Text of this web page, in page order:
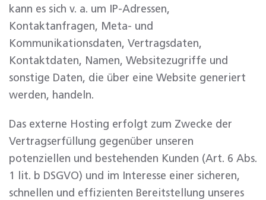
kann es sich v. a. um IP-Adressen,
Kontaktanfragen, Meta- und
Kommunikationsdaten, Vertragsdaten,
Kontaktdaten, Namen, Websitezugriffe und
sonstige Daten, die über eine Website generiert
werden, handeln.
Das externe Hosting erfolgt zum Zwecke der
Vertragserfüllung gegenüber unseren
potenziellen und bestehenden Kunden (Art. 6 Abs.
1 lit. b DSGVO) und im Interesse einer sicheren,
schnellen und effizienten Bereitstellung unseres